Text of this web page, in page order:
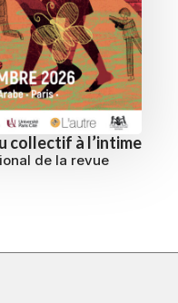
collectif à l’intime
de la revue